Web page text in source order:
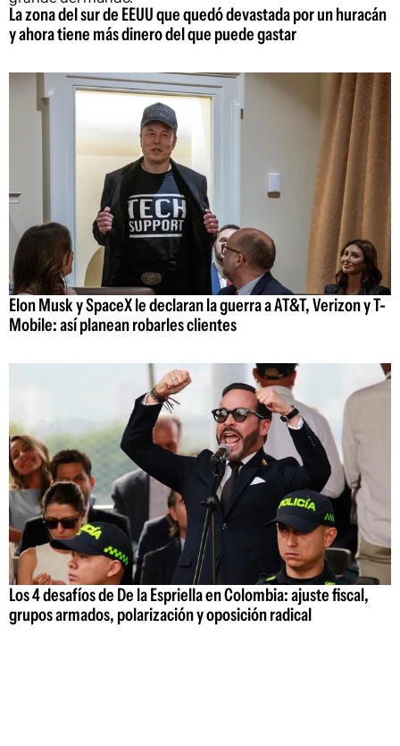
La zona del sur de EEUU que quedó devastada por un huracán
y ahora tiene más dinero del que puede gastar
Elon Musk y SpaceX le declaran la guerra a AT&T, Verizon y T-
Mobile: así planean robarles clientes
Los 4 desafíos de De la Espriella en Colombia: ajuste fiscal,
grupos armados, polarización y oposición radical